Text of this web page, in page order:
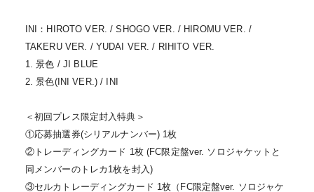
INI：HIROTO VER. / SHOGO VER. / HIROMU VER. /
TAKERU VER. / YUDAI VER. / RIHITO VER.
1. 景色 / JI BLUE
2. 景色(INI VER.) / INI
＜初回プレス限定封入特典＞
①応募抽選券(シリアルナンバー) 1枚
②トレーディングカード 1枚 (FC限定盤ver. ソロジャケットと
同メンバーのトレカ1枚を封入)
③セルカトレーディングカード 1枚（FC限定盤ver. ソロジャケ